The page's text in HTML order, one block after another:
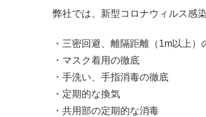
弊社では、新型コロナウィルス感
・三密回避、離隔距離（1m以上）
・マスク着用の徹底
・手洗い、手指消毒の徹底
・定期的な換気
・共用部の定期的な消毒